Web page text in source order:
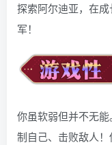
探索阿尔迪亚，在
军！
你虽软弱但并不无
制自己、击败敌人